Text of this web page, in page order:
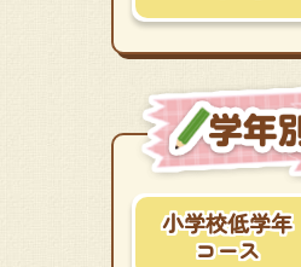
小学校低学年
コース